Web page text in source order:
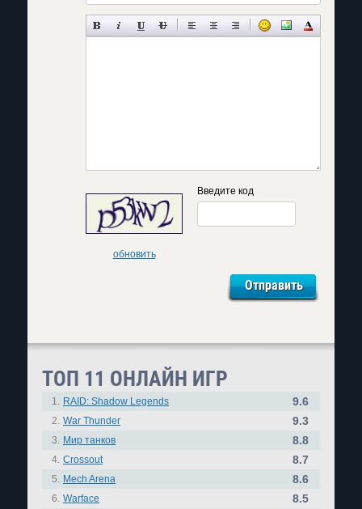
обновить
Введите код
ТОП 11 ОНЛАЙН ИГР
1. RAID: Shadow Legends 9.6
2. War Thunder 9.3
3. Мир танков 8.8
4. Crossout 8.7
5. Mech Arena 8.6
6. Warface 8.5